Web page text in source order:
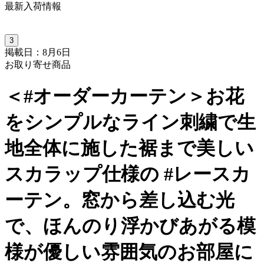
最新入荷情報
3
掲載日：8月6日
お取り寄せ商品
＜#オーダーカーテン＞お花
をシンプルなライン刺繍で生
地全体に施した裾まで美しい
スカラップ仕様の #レースカ
ーテン。窓から差し込む光
で、ほんのり浮かびあがる模
様が優しい雰囲気のお部屋に